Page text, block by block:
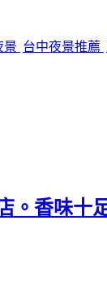
景 台中夜景推薦
香味十